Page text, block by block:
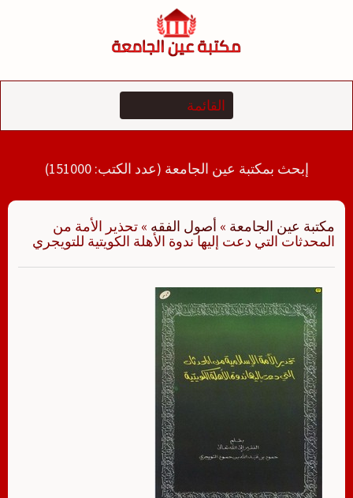
إبحث بمكتبة عين الجامعة (عدد الكتب: 151000)
مكتبة عين الجامعة » أصول الفقه » تحذير الأمة من
المحدثات التي دعت إليها ندوة الأهلة الكويتية للتويجري